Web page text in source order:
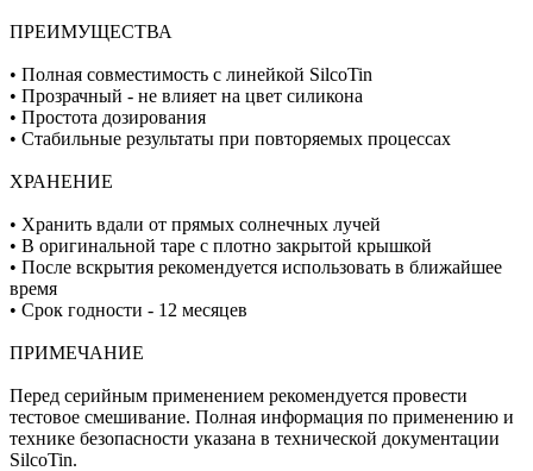
ПРЕИМУЩЕСТВА
• Полная совместимость с линейкой SilcoTin
• Прозрачный - не влияет на цвет силикона
• Простота дозирования
• Стабильные результаты при повторяемых процессах
ХРАНЕНИЕ
• Хранить вдали от прямых солнечных лучей
• В оригинальной таре с плотно закрытой крышкой
• После вскрытия рекомендуется использовать в ближайшее
время
• Срок годности - 12 месяцев
ПРИМЕЧАНИЕ
Перед серийным применением рекомендуется провести
тестовое смешивание. Полная информация по применению и
технике безопасности указана в технической документации
SilcoTin.